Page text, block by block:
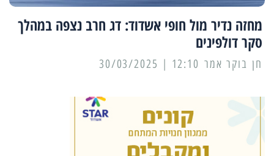
מחזה נדיר מול חופי אשדוד: דג חרב נצפה במהלך
סקר דולפינים
12:10 | 30/03/2025